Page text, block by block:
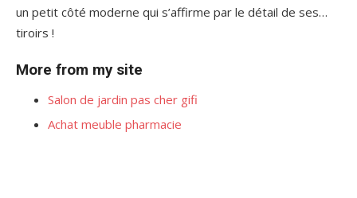
un petit côté moderne qui s’affirme par le détail de ses…
tiroirs !
More from my site
Salon de jardin pas cher gifi
Achat meuble pharmacie